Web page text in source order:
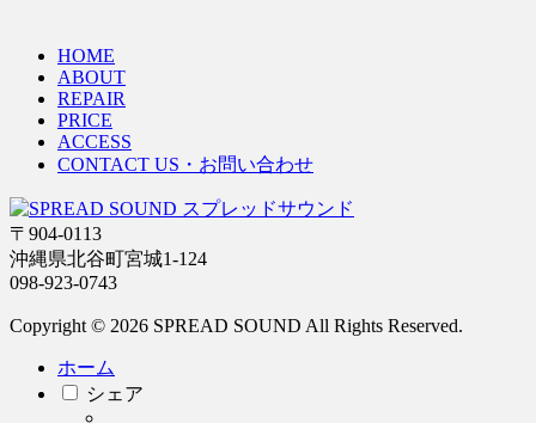
HOME
ABOUT
REPAIR
PRICE
ACCESS
CONTACT US・お問い合わせ
〒904-0113
沖縄県北谷町宮城1-124
098-923-0743
Copyright © 2026 SPREAD SOUND All Rights Reserved.
ホーム
シェア